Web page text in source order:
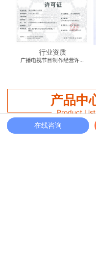
行业资质
广播电视节目制作经营许可
产品中
Product List
资质代办
在线咨询